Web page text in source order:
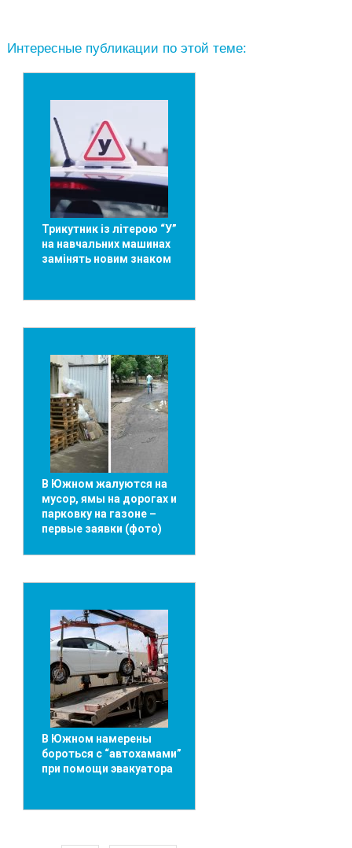
Интересные публикации по этой теме:
Трикутник із літерою “У”
на навчальних машинах
замінять новим знаком
В Южном жалуются на
мусор, ямы на дорогах и
парковку на газоне –
первые заявки (фото)
В Южном намерены
бороться с “автохамами”
при помощи эвакуатора